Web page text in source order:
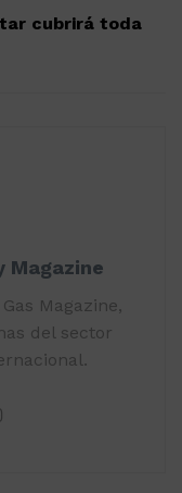
cubrirá toda
Magazine
Magazine,
del sector